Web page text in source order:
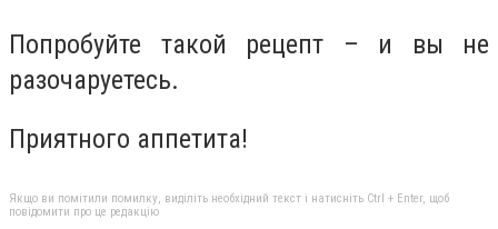
Попробуйте такой рецепт – и вы не
разочаруетесь.
Приятного аппетита!
Якщо ви помітили помилку, виділіть необхідний текст і натисніть Ctrl + Enter, щоб
повідомити про це редакцію